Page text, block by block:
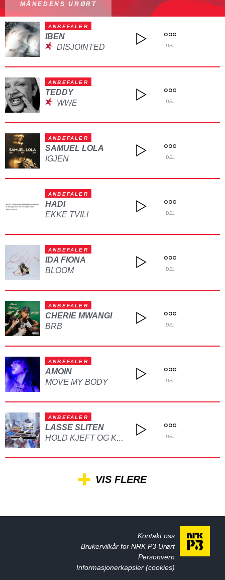
MÅNEDENS URØRT
ANBEFALER
IBEN
DISJOINTED
DEL
ANBEFALER
TEDDY
WWE
DEL
ANBEFALER
SAMUEL LOLA
IGJEN
DEL
ANBEFALER
HADI
EKKE TVIL!
DEL
ANBEFALER
IDA FIONA
BLOOM
DEL
ANBEFALER
CHERIE MWANGI
BRB
DEL
ANBEFALER
AMOIN
MOVE MY BODY
DEL
ANBEFALER
LASSE SLITEN
HOLD KJEFT OG KYSS MEG DEL
VIS FLERE
Kontakt oss
Brukervilkår for NRK P3 Urørt
Personvern
Informasjonerkapsler (cookies)